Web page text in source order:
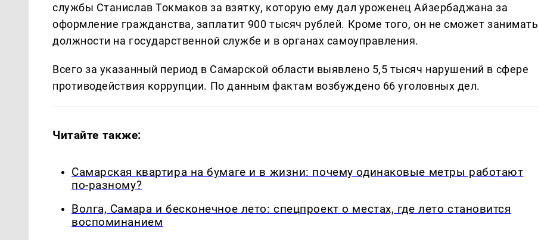
службы Станислав Токмаков за взятку, которую ему дал уроженец Айзербаджана за
оформление гражданства, заплатит 900 тысяч рублей. Кроме того, он не сможет занимать
должности на государственной службе и в органах самоуправления.
Всего за указанный период в Самарской области выявлено 5,5 тысяч нарушений в сфере
противодействия коррупции. По данным фактам возбуждено 66 уголовных дел.
Читайте также:
Самарская квартира на бумаге и в жизни: почему одинаковые метры работают
по-разному?
Волга, Самара и бесконечное лето: спецпроект о местах, где лето становится
воспоминанием